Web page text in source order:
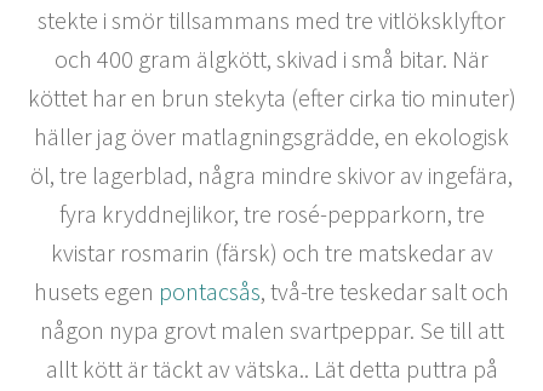
stekte i smör tillsammans med tre vitlöksklyftor
och 400 gram älgkött, skivad i små bitar. När
köttet har en brun stekyta (efter cirka tio minuter)
häller jag över matlagningsgrädde, en ekologisk
öl, tre lagerblad, några mindre skivor av ingefära,
fyra kryddnejlikor, tre rosé-pepparkorn, tre
kvistar rosmarin (färsk) och tre matskedar av
husets egen pontacsås, två-tre teskedar salt och
någon nypa grovt malen svartpeppar. Se till att
allt kött är täckt av vätska.. Lät detta puttra på